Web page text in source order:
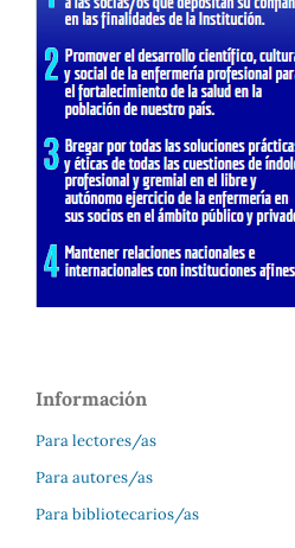
Información
Para lectores/as
Para autores/as
Para bibliotecarios/as